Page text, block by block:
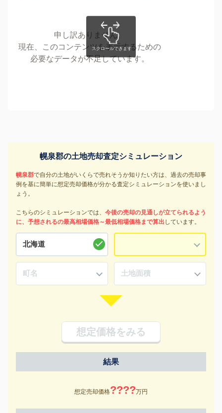
申し訳ありません。
現在、このコンテンツを表示するための
必要なデータが不足しています。
幌泉郡の土地売却査定シミュレーション
幌泉郡で自分の土地がいくらで売れそうか知りたい方は、過去の売却事
例を基に簡単に想定売却価格が分かる査定シミュレーションを使いまし
ょう。
こちらのシミュレーションでは、 今後の売却の見通しが立てられるよう
に、予想されるの最高相場価格～最低相場価格まで算出 しています。
想定価格をみる
結果
想定売却価格????万円